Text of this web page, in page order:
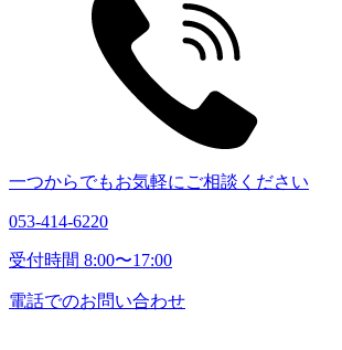
一つからでもお気軽にご相談ください
053-414-6220
受付時間 8:00〜17:00
電話でのお問い合わせ